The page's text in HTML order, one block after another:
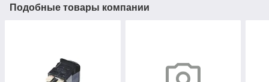
Подобные товары компании